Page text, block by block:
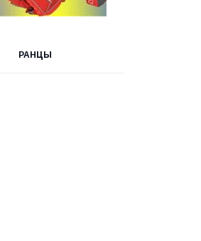
РАНЦЫ